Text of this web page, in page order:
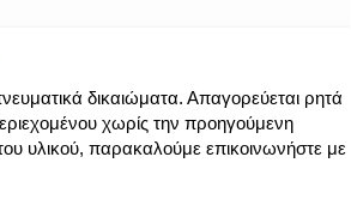
δικαιώματα. Απαγορεύεται ρητά
χωρίς την προηγούμενη
υλικού, παρακαλούμε επικοινωνήστε με